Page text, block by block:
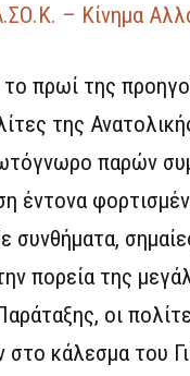
– Κίνημα
πρωί της
της
παρών
έντονα
συνθήματα,
πορεία της
οι
στο κάλεσμα του